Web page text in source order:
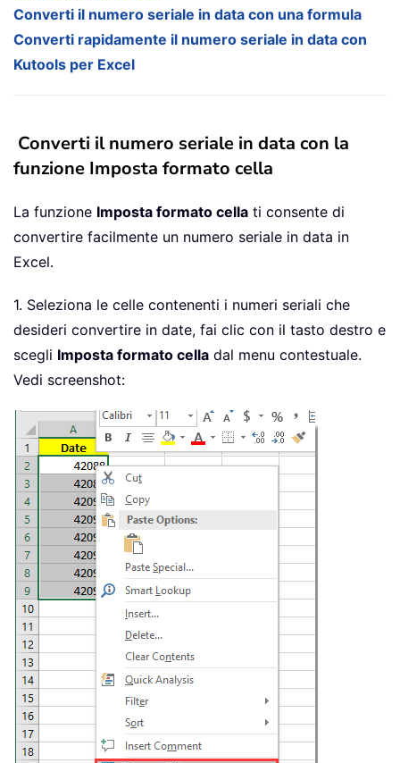
Converti il numero seriale in data con una formula
Converti rapidamente il numero seriale in data con
Kutools per Excel
Converti il numero seriale in data con la
funzione Imposta formato cella
La funzione Imposta formato cella ti consente di
convertire facilmente un numero seriale in data in
Excel.
1. Seleziona le celle contenenti i numeri seriali che
desideri convertire in date, fai clic con il tasto destro e
scegli Imposta formato cella dal menu contestuale.
Vedi screenshot: